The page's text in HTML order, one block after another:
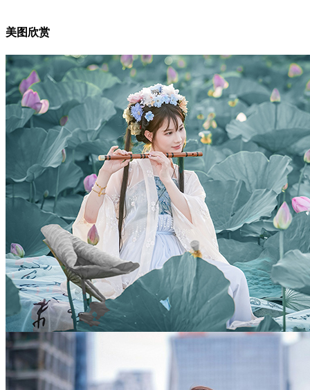
美图欣赏